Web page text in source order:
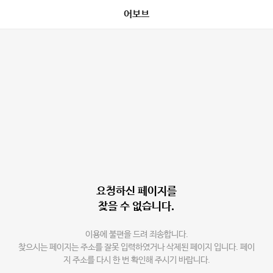
어보브
요청하신 페이지를
찾을 수 없습니다.
이용에 불편을 드려 죄송합니다.
찾으시는 페이지는 주소를 잘못 입력하였거나 삭제된 페이지 입니다. 페이
지 주소를 다시 한 번 확인해 주시기 바랍니다.